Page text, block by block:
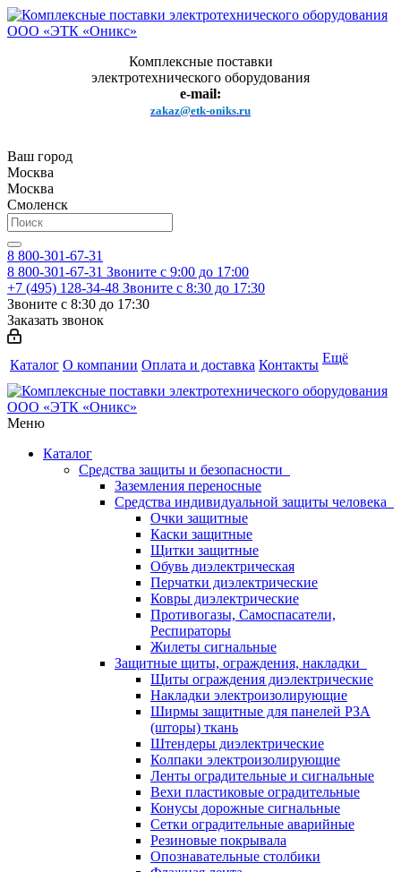
Комплексные поставки
электротехнического оборудования
e-mail:
zakaz@etk-oniks.ru
Ваш город
Москва
Москва
Смоленск
8 800-301-67-31
8 800-301-67-31 Звоните с 9:00 до 17:00
+7 (495) 128-34-48 Звоните с 8:30 до 17:30
Звоните с 8:30 до 17:30
Заказать звонок
Каталог О компании Оплата и доставка Контакты Ещё
Меню
Каталог
Средства защиты и безопасности
Заземления переносные
Средства индивидуальной защиты человека
Очки защитные
Каски защитные
Щитки защитные
Обувь диэлектрическая
Перчатки диэлектрические
Ковры диэлектрические
Противогазы, Самоспасатели,
Респираторы
Жилеты сигнальные
Защитные щиты, ограждения, накладки
Щиты ограждения диэлектрические
Накладки электроизолирующие
Ширмы защитные для панелей РЗА
(шторы) ткань
Штендеры диэлектрические
Колпаки электроизолирующие
Ленты оградительные и сигнальные
Вехи пластиковые оградительные
Конусы дорожные сигнальные
Сетки оградительные аварийные
Резиновые покрывала
Опознавательные столбики